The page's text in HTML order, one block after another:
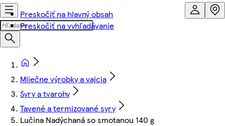
Preskočiť na hlavný obsah
Preskočiť na vyhľadávanie
Mliečne výrobky a vajcia
Syry a tvarohy
Tavené a termizované syry
Lučina Nadýchaná so smotanou 140 g